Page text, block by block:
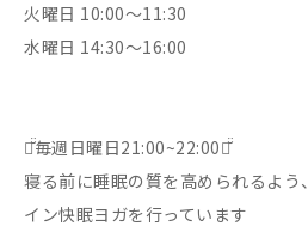
火曜日 10:00〜11:30
水曜日 14:30〜16:00
♡̆̈毎週日曜日21:00~22:00♡̆̈
寝る前に睡眠の質を高められるよ
イン快眠ヨガを行っています